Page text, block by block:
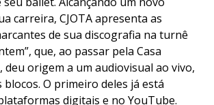
carreira, CJOTA apresenta as
de sua discografia na turnê
que, ao passar pela Casa
deu origem a um audiovisual ao vivo,
O primeiro deles já está
digitais e no YouTube.